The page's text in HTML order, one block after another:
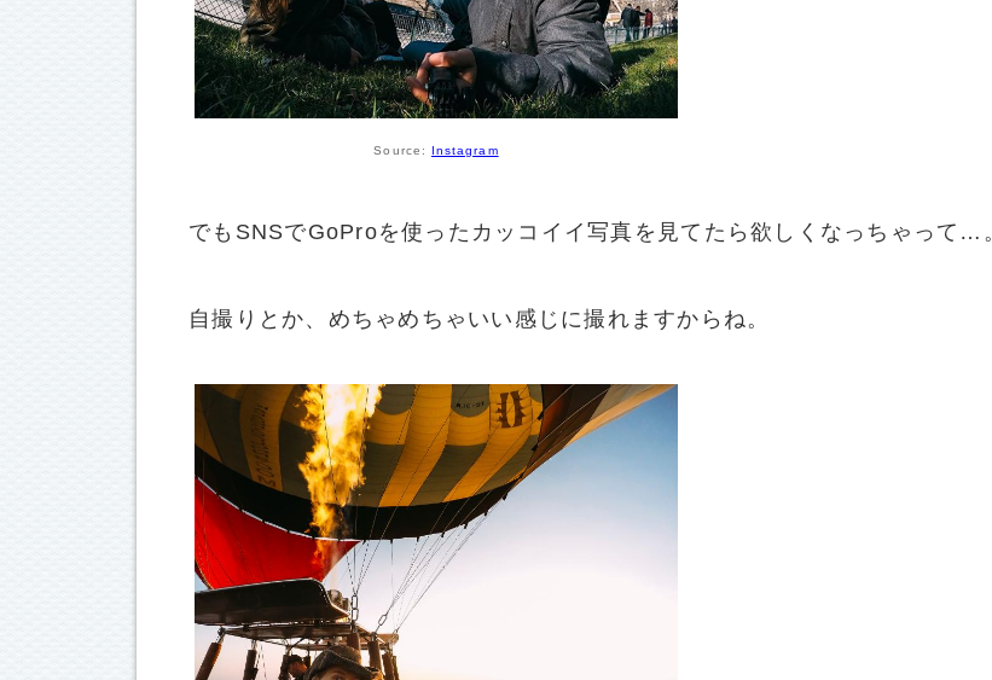
Source: Instagram
でもSNSでGoProを使ったカッコイイ写真を見てたら欲しくなっちゃって…
自撮りとか、めちゃめちゃいい感じに撮れますからね。